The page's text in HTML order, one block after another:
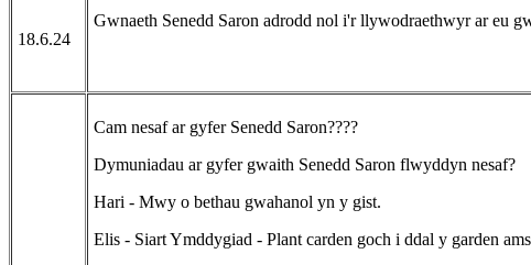
18.6.24
Gwnaeth Senedd Saron adrodd nol i'r llywodraethwyr ar eu
Cam nesaf ar gyfer Senedd Saron????
Dymuniadau ar gyfer gwaith Senedd Saron flwyddyn nesaf?
Hari - Mwy o bethau gwahanol yn y gist.
Elis - Siart Ymddygiad - Plant carden goch i ddal y garden